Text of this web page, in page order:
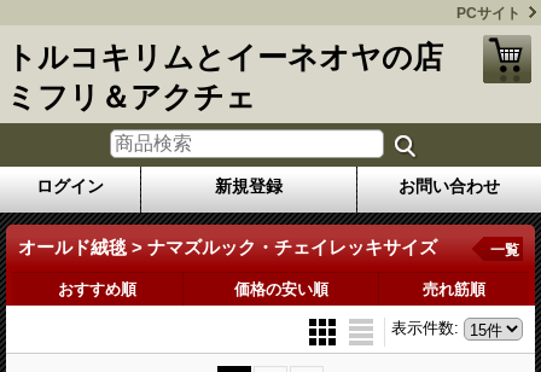
PCサイト
トルコキリムとイーネオヤの店
ミフリ＆アクチェ
ログイン 新規登録 お問い合わせ
オールド絨毯 > ナマズルック・チェイレッキサイズ 一覧
おすすめ順 価格の安い順 売れ筋順
表示件数: